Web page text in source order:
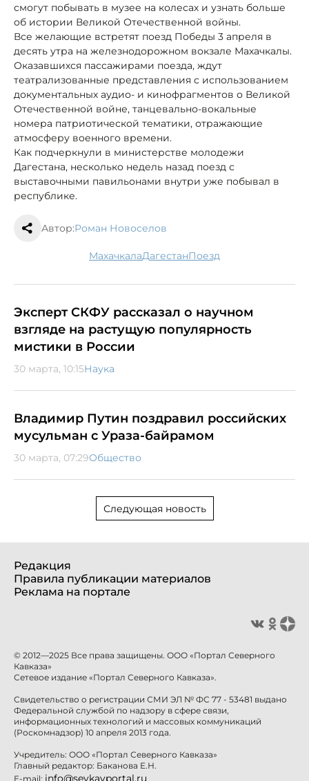
смогут побывать в музее на колесах и узнать больше
об истории Великой Отечественной войны.
Все желающие встретят поезд Победы 3 апреля в
десять утра на железнодорожном вокзале Махачкалы.
Оказавшихся пассажирами поезда, ждут
театрализованные представления с использованием
документальных аудио- и кинофрагментов о Великой
Отечественной войне, танцевально-вокальные
номера патриотической тематики, отражающие
атмосферу военного времени.
Как подчеркнули в министерстве молодежи
Дагестана, несколько недель назад поезд с
выставочными павильонами внутри уже побывал в
республике.
Автор:Роман Новоселов
Махачкала Дагестан поезд
Эксперт СКФУ рассказал о научном
взгляде на растущую популярность
мистики в России
30 марта, 10:15Наука
Владимир Путин поздравил российских
мусульман с Ураза-байрамом
30 марта, 07:29Общество
Следующая новость
Редакция
Правила публикации материалов
Реклама на портале
© 2012—2025 Все права защищены. ООО «Портал Северного
Кавказа»
Сетевое издание «Портал Северного Кавказа».
Свидетельство о регистрации СМИ ЭЛ № ФС 77 - 53481 выдано
Федеральной службой по надзору в сфере связи,
информационных технологий и массовых коммуникаций
(Роскомнадзор) 10 апреля 2013 года.
Учредитель: ООО «Портал Северного Кавказа»
Главный редактор: Баканова Е.Н.
E-mail: info@sevkavportal.ru